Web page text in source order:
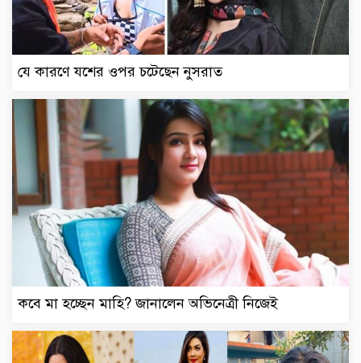
যে কারণে যশের ওপর চটেছেন নুসরাত
কবে মা হচ্ছেন মাহি? জানালেন অভিনেত্রী নিজেই